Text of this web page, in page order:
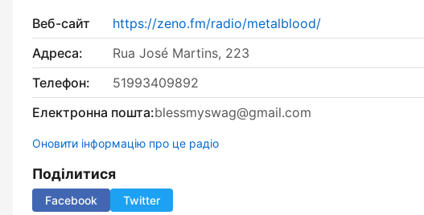
Веб-сайт
https://zeno.fm/radio/metalblood/
Адреса:
Rua José Martins, 223
Телефон:
51993409892
Електронна пошта:blessmyswag@gmail.com
Оновити інформацію про це радіо
Поділитися
Facebook Twitter